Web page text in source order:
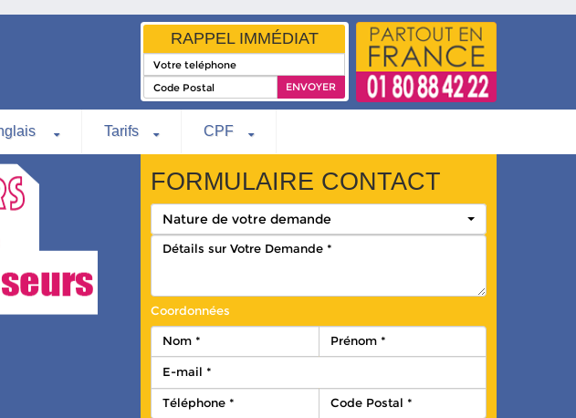
RAPPEL IMMÉDIAT
Tarifs CPF
FORMULAIRE CONTACT
Nature de votre demande
Coordonnées